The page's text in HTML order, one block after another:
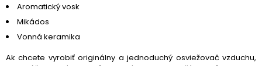
Aromatický vosk
Mikádos
Vonná keramika
Ak chcete vyrobiť originálny a jednoduchý osviežovač vzduchu,